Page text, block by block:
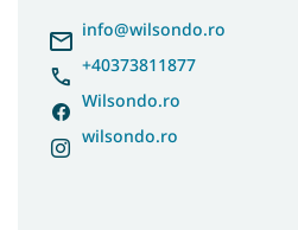
info@wilsondo.ro
+40373811877
Wilsondo.ro
wilsondo.ro